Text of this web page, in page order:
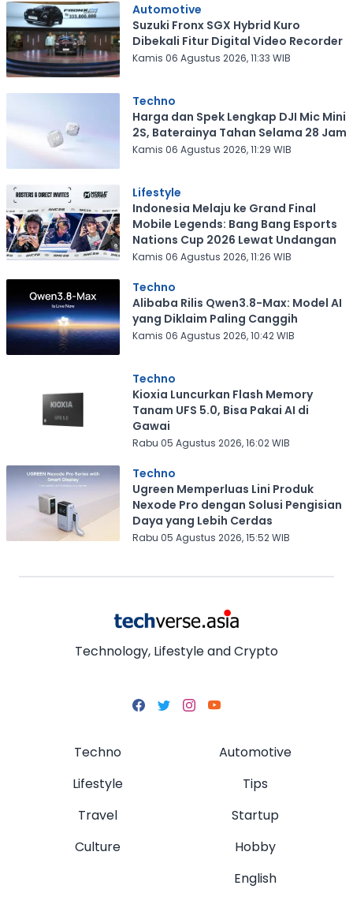
Automotive
Suzuki Fronx SGX Hybrid Kuro
Dibekali Fitur Digital Video Recorder
Kamis 06 Agustus 2026, 11:33 WIB
Techno
Harga dan Spek Lengkap DJI Mic Mini
2S, Baterainya Tahan Selama 28 Jam
Kamis 06 Agustus 2026, 11:29 WIB
Lifestyle
Indonesia Melaju ke Grand Final
Mobile Legends: Bang Bang Esports
Nations Cup 2026 Lewat Undangan
Kamis 06 Agustus 2026, 11:26 WIB
Techno
Alibaba Rilis Qwen3.8-Max: Model AI
yang Diklaim Paling Canggih
Kamis 06 Agustus 2026, 10:42 WIB
Techno
Kioxia Luncurkan Flash Memory
Tanam UFS 5.0, Bisa Pakai AI di
Gawai
Rabu 05 Agustus 2026, 16:02 WIB
Techno
Ugreen Memperluas Lini Produk
Nexode Pro dengan Solusi Pengisian
Daya yang Lebih Cerdas
Rabu 05 Agustus 2026, 15:52 WIB
Technology, Lifestyle and Crypto
Techno
Lifestyle
Travel
Culture
Automotive
Tips
Startup
Hobby
English